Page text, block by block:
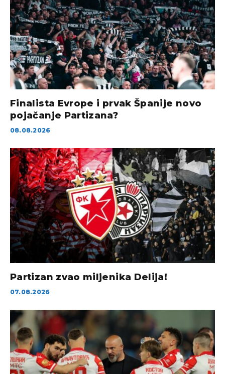
Finalista Evrope i prvak Španije novo
pojačanje Partizana?
08.08.2026
Partizan zvao miljenika Delija!
07.08.2026